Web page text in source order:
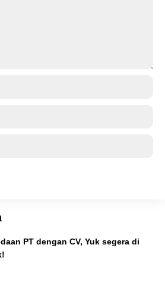
PT dengan CV, Yuk segera di